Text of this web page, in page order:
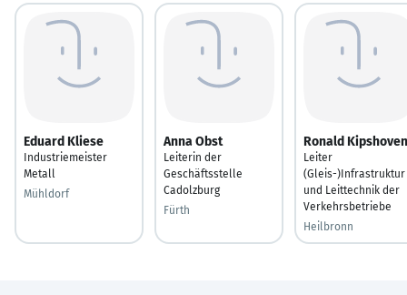
Eduard Kliese
Industriemeister
Metall
Mühldorf
Anna Obst
Leiterin der
Geschäftsstelle
Cadolzburg
Fürth
Ronald Kipshoven
Leiter
(Gleis-)Infrastruktur
und Leittechnik der
Verkehrsbetriebe
Heilbronn